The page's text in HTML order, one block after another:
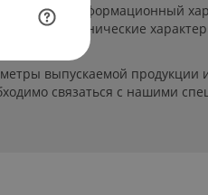
информационный
и технические
выпускаемой продукции
связаться с нашими